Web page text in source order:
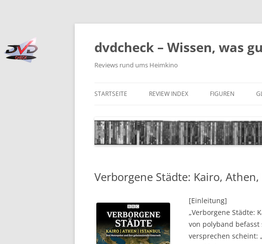
Zum
springen
dvdcheck – Wissen, was
Reviews rund ums Heimkino
STARTSEITE REVIEW INDEX
4K BLU-RAY DISC
DOWNLOAD
DVD (CODE 2)
DVD (CODE 1)
FIGUREN
Verborgene Städte: Kairo,
[Einleitung]
„Verborgene Städte:
von polyband
versprechen scheint: